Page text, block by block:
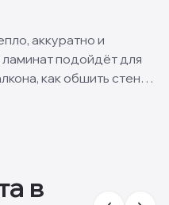
аккуратно и
подойдёт для
как обшить стены
смотрятся
в